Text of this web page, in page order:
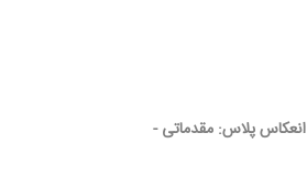
انعکاس پلاس: مقدماتی -